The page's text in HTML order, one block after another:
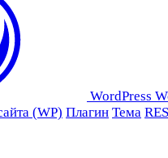
WordPress
(WP) Плагин Тема